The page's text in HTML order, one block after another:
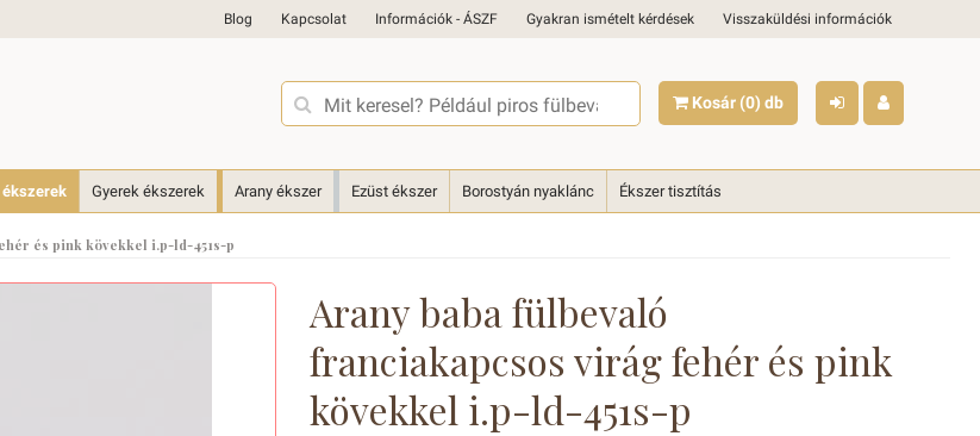
Blog Kapcsolat Információk - ÁSZF Gyakran ismételt kérdések Visszaküldési információk
Kosár (0) db
ékszerek Gyerek ékszerek Arany ékszer Ezüst ékszer Borostyán nyaklánc Ékszer tisztítás
és pink kövekkel i.p-ld-451s-p
Arany baba fülbevaló
franciakapcsos virág fehér és pink
kövekkel i.p-ld-451s-p